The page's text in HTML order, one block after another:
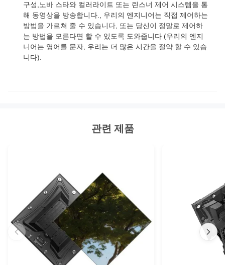
구성,노바 스타와 컬러라이트 또는 린스너 제어 시스템을 통
해 동영상을 방송합니다., 우리의 엔지니어는 직접 제어하는
방법을 가르쳐 줄 수 있습니다, 또는 당신이 정말로 제어하
는 방법을 모른다면 할 수 있도록 도와줍니다 (우리의 엔지
니어는 영어를 문자, 우리는 더 많은 시간을 절약 할 수 있습
니다).
관련 제품